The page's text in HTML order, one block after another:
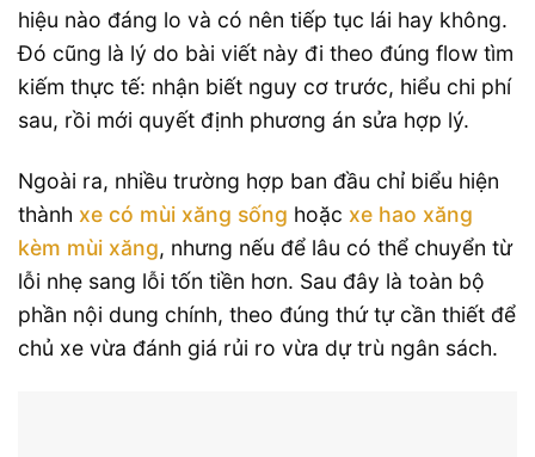
hiệu nào đáng lo và có nên tiếp tục lái hay không.
Đó cũng là lý do bài viết này đi theo đúng flow tìm
kiếm thực tế: nhận biết nguy cơ trước, hiểu chi phí
sau, rồi mới quyết định phương án sửa hợp lý.
Ngoài ra, nhiều trường hợp ban đầu chỉ biểu hiện
thành xe có mùi xăng sống hoặc xe hao xăng
kèm mùi xăng, nhưng nếu để lâu có thể chuyển từ
lỗi nhẹ sang lỗi tốn tiền hơn. Sau đây là toàn bộ
phần nội dung chính, theo đúng thứ tự cần thiết để
chủ xe vừa đánh giá rủi ro vừa dự trù ngân sách.